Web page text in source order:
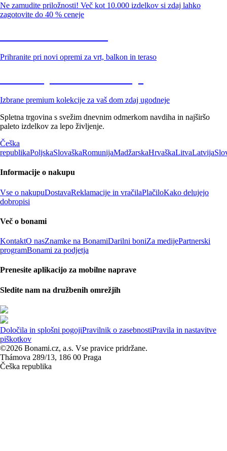
Ne zamudite priložnosti! Več kot 10.000 izdelkov si zdaj lahko
zagotovite do 40 % ceneje
Prihranite pri novi opremi za vrt, balkon in teraso
Izbrane premium kolekcije za vaš dom zdaj ugodneje
Spletna trgovina s svežim dnevnim odmerkom navdiha in najširšo
paleto izdelkov za lepo življenje.
Češka
republikaPoljskaSlovaškaRomunijaMadžarskaHrvaškaLitvaLatvija
Informacije o nakupu
Vse o nakupuDostavaReklamacije in vračilaPlačiloKako delujejo
dobropisi
Več o bonami
KontaktO nasZnamke na BonamiDarilni boniZa medijePartnerski
programBonami za podjetja
Prenesite aplikacijo za mobilne naprave
Sledite nam na družbenih omrežjih
Določila in splošni pogojiPravilnik o zasebnostiPravila in nastavitve
piškotkov
©2026 Bonami.cz, a.s. Vse pravice pridržane.
Thámova 289/13, 186 00 Praga
Češka republika